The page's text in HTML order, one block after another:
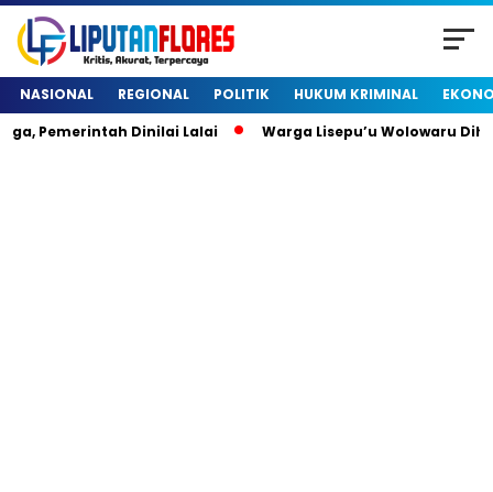
NASIONAL REGIONAL POLITIK HUKUM KRIMINAL
Dinilai Lalai
Warga Lisepu’u Wolowaru